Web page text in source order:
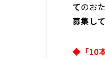
てのお
募集し
◆「10